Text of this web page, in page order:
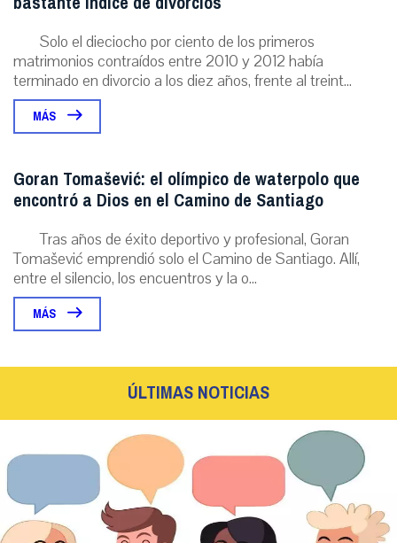
Solo el dieciocho por ciento de los primeros
matrimonios contraídos entre 2010 y 2012 había
terminado en divorcio a los diez años, frente al treint...
MÁS
Goran Tomašević: el olímpico de waterpolo que
encontró a Dios en el Camino de Santiago
Tras años de éxito deportivo y profesional, Goran
Tomašević emprendió solo el Camino de Santiago. Allí,
entre el silencio, los encuentros y la o...
MÁS
ÚLTIMAS NOTICIAS